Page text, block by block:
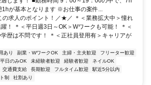
1hが基本となります ※お仕事の案件...
求人のポイント！／★／ ＊＜業務拡大中＞憧れ
！ ＊＜平日週3日～OK＞Wワークも可能！ ＊＜
歴は不問です！ ＊＜正社員登用有＞キャリアが
あり 副業・WワークOK 主婦・主夫歓迎
フリーター歓迎
平日のみOK 未経験者歓迎 経験者歓迎
ネイルOK
交通費支給 長期歓迎 フルタイム歓迎
駅近5分以内
制 社割あり